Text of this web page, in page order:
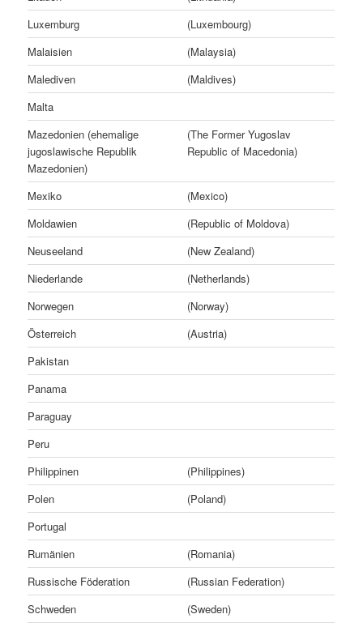
Luxemburg
(Luxembourg)
Malaisien
(Malaysia)
Malediven
(Maldives)
Malta
Mazedonien (ehemalige
jugoslawische Republik
Mazedonien)
(The Former Yugoslav
Republic of Macedonia)
Mexiko
(Mexico)
Moldawien
(Republic of Moldova)
Neuseeland
(New Zealand)
Niederlande
(Netherlands)
Norwegen
(Norway)
Österreich
(Austria)
Pakistan
Panama
Paraguay
Peru
Philippinen
(Philippines)
Polen
(Poland)
Portugal
Rumänien
(Romania)
Russische Föderation
(Russian Federation)
Schweden
(Sweden)